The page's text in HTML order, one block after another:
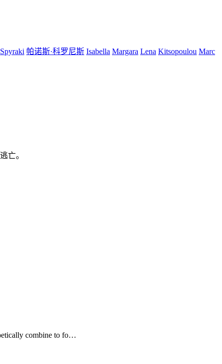
Spyraki 帕诺斯·科罗尼斯 Isabella Margara Lena Kitsopoulou Marc
亡。
combine to fo…